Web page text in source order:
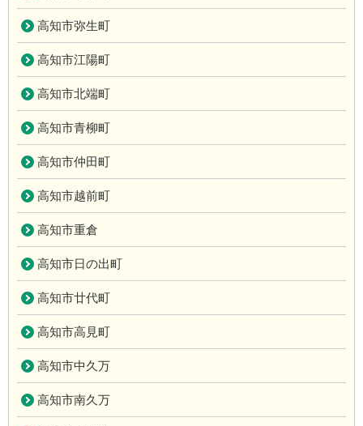
高知市弥生町
高知市江陽町
高知市北端町
高知市青柳町
高知市仲田町
高知市越前町
高知市重倉
高知市日の出町
高知市廿代町
高知市高見町
高知市中久万
高知市南久万